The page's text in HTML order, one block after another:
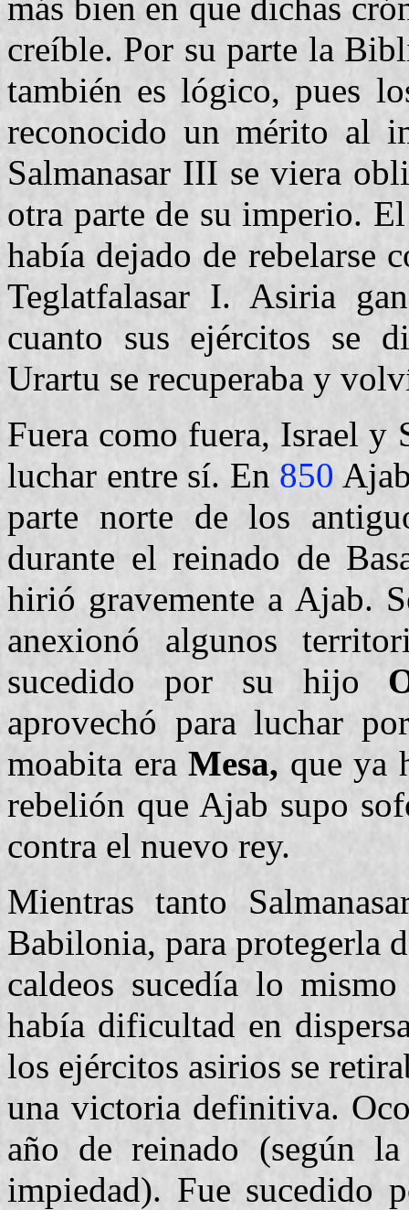
creíble. Por su parte la
también es lógico, pues
reconocido un mérito al
Salmanasar III se viera
otra parte de su imperio.
había dejado de rebelarse
Teglatfalasar I. Asiria
cuanto sus ejércitos se
Urartu se recuperaba y
Fuera como fuera, Israel
luchar entre sí. En 850
parte norte de los
durante el reinado de
hirió gravemente a Ajab.
anexionó algunos
sucedido por su hijo
aprovechó para luchar
moabita era Mesa, que ya
rebelión que Ajab supo
contra el nuevo rey.
Mientras tanto
Babilonia, para protegerla
caldeos sucedía lo
había dificultad en
los ejércitos asirios se
una victoria definitiva.
año de reinado (según
impiedad). Fue sucedido